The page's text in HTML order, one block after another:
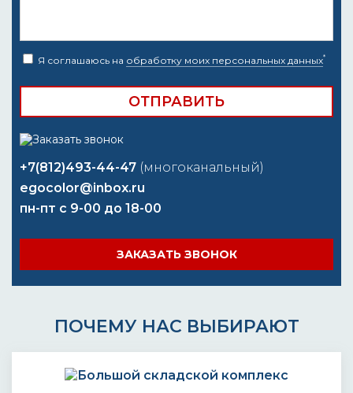
Я соглашаюсь на обработку моих персональных данных*
+7(812)493-44-47 (многоканальный)
egocolor@inbox.ru
пн-пт с 9-00 до 18-00
ЗАКАЗАТЬ ЗВОНОК
ПОЧЕМУ НАС ВЫБИРАЮТ